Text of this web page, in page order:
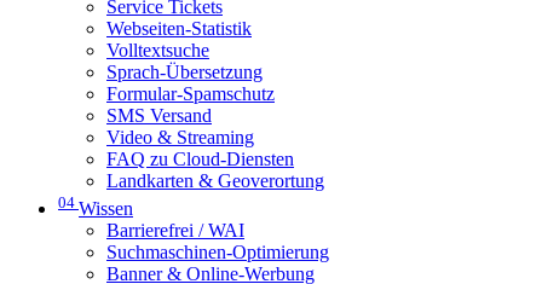
Service Tickets
Webseiten-Statistik
Volltextsuche
Sprach-Übersetzung
Formular-Spamschutz
SMS Versand
Video & Streaming
FAQ zu Cloud-Diensten
Landkarten & Geoverortung
04 Wissen
Barrierefrei / WAI
Suchmaschinen-Optimierung
Banner & Online-Werbung